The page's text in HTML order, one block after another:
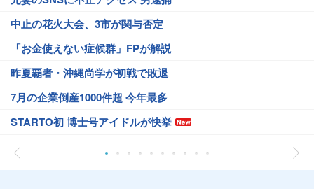
中止の花火大会、3市が関与否定
「お金使えない症候群」FPが解説
昨夏覇者・沖縄尚学が初戦で敗退
7月の企業倒産1000件超 今年最多
STARTO初 博士号アイドルが快挙